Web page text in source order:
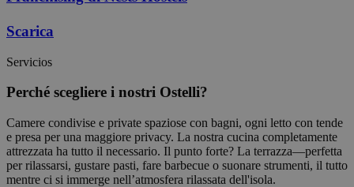
Scarica
Servicios
Perché scegliere i nostri Ostelli?
Camere condivise e private spaziose con bagni, ogni letto con tende
e presa per una maggiore privacy. La nostra cucina completamente
attrezzata ha tutto il necessario. Il punto forte? La terrazza—perfetta
per rilassarsi, gustare pasti, fare barbecue o suonare strumenti, il tutto
mentre ci si immerge nell’atmosfera rilassata dell'isola.